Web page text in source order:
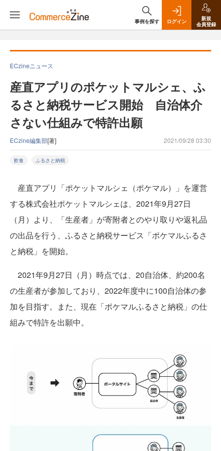
事例を探す ログイン
新規
会員登録
ECzineニュース
産直アプリのポケットマルシェ、ふ
るさと納税サービス開始 自治体介
さない仕組みで特許出願
ECzine編集部[著] 2021/09/28 03:30
飲食 ふるさと納税
産直アプリ「ポケットマルシェ（ポケマル）」を運営
する株式会社ポケットマルシェは、2021年9月27日
（月）より、「生産者」が寄附者とのやり取りや返礼品
の出品を行う、ふるさと納税サービス「ポケマルふるさ
と納税」を開始。
2021年9月27日（月）時点では、20自治体、約200名
の生産者が参加しており、2022年度中に100自治体の参
加を目指す。また、現在「ポケマルふるさと納税」の仕
組みで特許を出願中。